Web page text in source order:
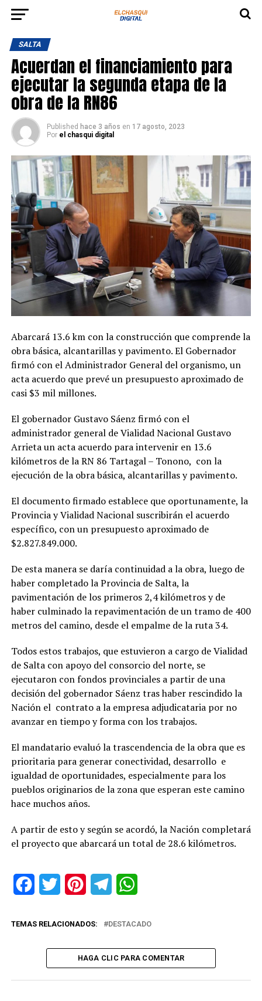
SALTA
Acuerdan el financiamiento para
ejecutar la segunda etapa de la
obra de la RN86
Published hace 3 años en 17 agosto, 2023
Por el chasqui digital
Abarcará 13.6 km con la construcción que comprende la
obra básica, alcantarillas y pavimento. El Gobernador
firmó con el Administrador General del organismo, un
acta acuerdo que prevé un presupuesto aproximado de
casi $3 mil millones.
El gobernador Gustavo Sáenz firmó con el
administrador general de Vialidad Nacional Gustavo
Arrieta un acta acuerdo para intervenir en 13.6
kilómetros de la RN 86 Tartagal – Tonono, con la
ejecución de la obra básica, alcantarillas y pavimento.
El documento firmado establece que oportunamente, la
Provincia y Vialidad Nacional suscribirán el acuerdo
específico, con un presupuesto aproximado de
$2.827.849.000.
De esta manera se daría continuidad a la obra, luego de
haber completado la Provincia de Salta, la
pavimentación de los primeros 2,4 kilómetros y de
haber culminado la repavimentación de un tramo de 400
metros del camino, desde el empalme de la ruta 34.
Todos estos trabajos, que estuvieron a cargo de Vialidad
de Salta con apoyo del consorcio del norte, se
ejecutaron con fondos provinciales a partir de una
decisión del gobernador Sáenz tras haber rescindido la
Nación el contrato a la empresa adjudicataria por no
avanzar en tiempo y forma con los trabajos.
El mandatario evaluó la trascendencia de la obra que es
prioritaria para generar conectividad, desarrollo e
igualdad de oportunidades, especialmente para los
pueblos originarios de la zona que esperan este camino
hace muchos años.
A partir de esto y según se acordó, la Nación completará
el proyecto que abarcará un total de 28.6 kilómetros.
FacebookTwitter PinterestTelegram
TEMAS RELACIONADOS: DESTACADO
HAGA CLIC PARA COMENTAR